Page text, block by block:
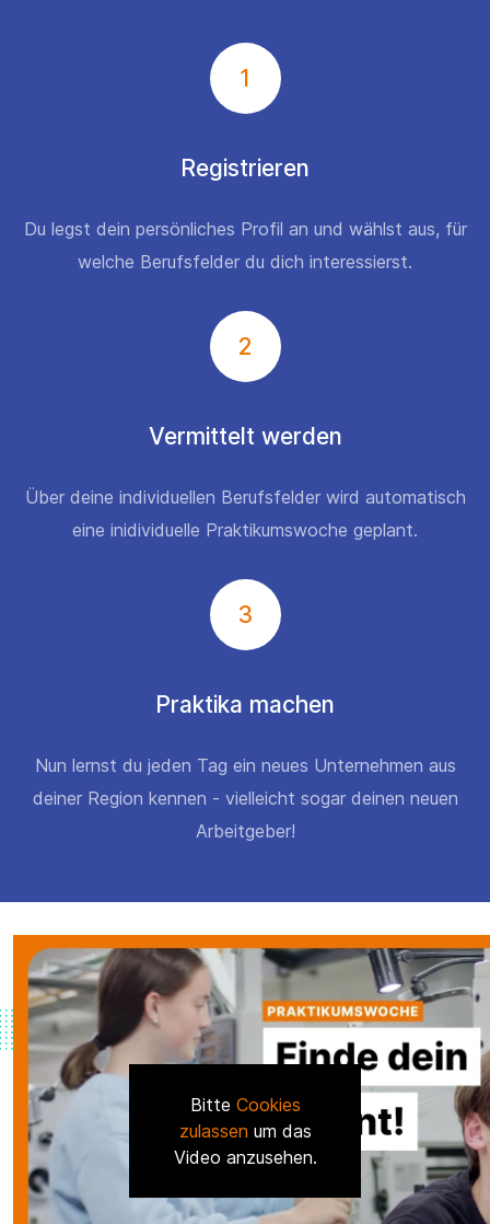
1
Registrieren
Du legst dein persönliches Profil an und wählst aus, für
welche Berufsfelder du dich interessierst.
2
Vermittelt werden
Über deine individuellen Berufsfelder wird automatisch
eine inidividuelle Praktikumswoche geplant.
3
Praktika machen
Nun lernst du jeden Tag ein neues Unternehmen aus
deiner Region kennen - vielleicht sogar deinen neuen
Arbeitgeber!
Bitte Cookies
zulassen um das
Video anzusehen.